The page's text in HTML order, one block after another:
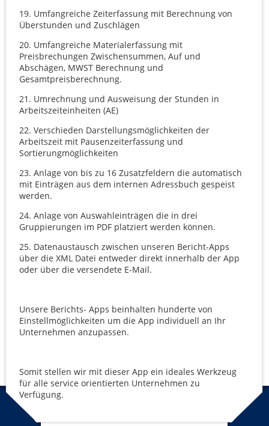
19. Umfangreiche Zeiterfassung mit Berechnung von
Überstunden und Zuschlägen
20. Umfangreiche Materialerfassung mit
Preisbrechungen Zwischensummen, Auf und
Abschägen, MWST Berechnung und
Gesamtpreisberechnung.
21. Umrechnung und Ausweisung der Stunden in
Arbeitszeiteinheiten (AE)
22.Verschieden Darstellungsmöglichkeiten der
Arbeitszeit mit Pausenzeiterfassung und
Sortierungmöglichkeiten
23. Anlage von bis zu 16 Zusatzfeldern die automatisch
mit Einträgen aus dem internen Adressbuch gespeist
werden.
24. Anlage von Auswahleinträgen die in drei
Gruppierungen im PDF platziert werden können.
25. Datenaustausch zwischen unseren Bericht-Apps
über die XML Datei entweder direkt innerhalb der App
oder über die versendete E-Mail.
Unsere Berichts- Apps beinhalten hunderte von
Einstellmöglichkeiten um die App individuell an Ihr
Unternehmen anzupassen.
Somit stellen wir mit dieser App ein ideales Werkzeug
für alle service orientierten Unternehmen zu
Verfügung.